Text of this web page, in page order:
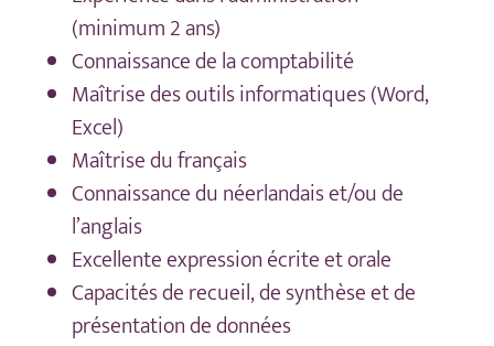
(minimum 2 ans)
Connaissance de la comptabilité
Maîtrise des outils informatiques (Word,
Excel)
Maîtrise du français
Connaissance du néerlandais et/ou de
l’anglais
Excellente expression écrite et orale
Capacités de recueil, de synthèse et de
présentation de données